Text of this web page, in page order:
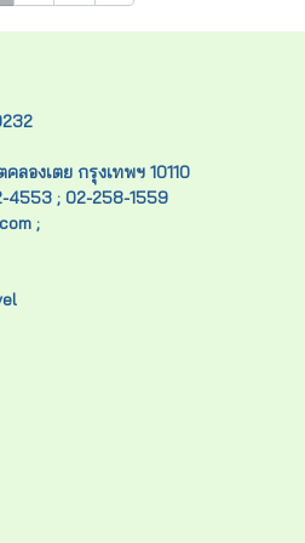
ลองเตย กรุงเทพฯ 10110
4553 ; 02-258-1559
;